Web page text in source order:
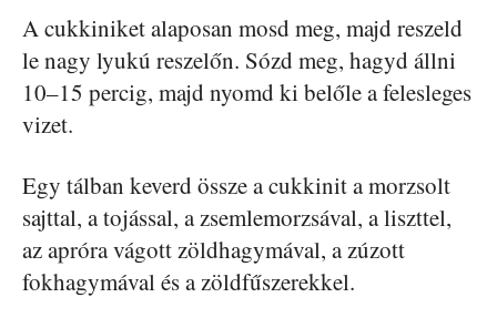
A cukkiniket alaposan mosd meg, majd reszeld
le nagy lyukú reszelőn. Sózd meg, hagyd állni
10–15 percig, majd nyomd ki belőle a felesleges
vizet.
Egy tálban keverd össze a cukkinit a morzsolt
sajttal, a tojással, a zsemlemorzsával, a liszttel,
az apróra vágott zöldhagymával, a zúzott
fokhagymával és a zöldfűszerekkel.